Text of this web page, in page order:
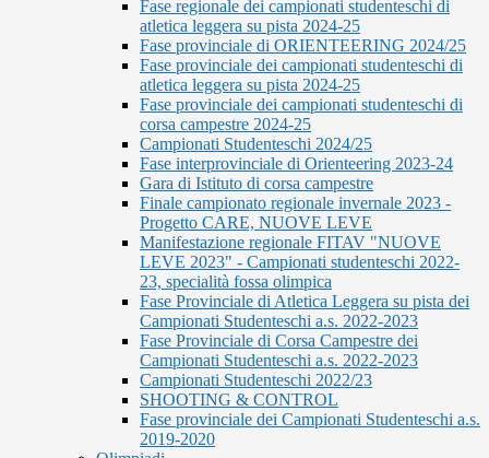
Fase regionale dei campionati studenteschi di
atletica leggera su pista 2024-25
Fase provinciale di ORIENTEERING 2024/25
Fase provinciale dei campionati studenteschi di
atletica leggera su pista 2024-25
Fase provinciale dei campionati studenteschi di
corsa campestre 2024-25
Campionati Studenteschi 2024/25
Fase interprovinciale di Orienteering 2023-24
Gara di Istituto di corsa campestre
Finale campionato regionale invernale 2023 -
Progetto CARE, NUOVE LEVE
Manifestazione regionale FITAV "NUOVE
LEVE 2023" - Campionati studenteschi 2022-
23, specialità fossa olimpica
Fase Provinciale di Atletica Leggera su pista dei
Campionati Studenteschi a.s. 2022-2023
Fase Provinciale di Corsa Campestre dei
Campionati Studenteschi a.s. 2022-2023
Campionati Studenteschi 2022/23
SHOOTING & CONTROL
Fase provinciale dei Campionati Studenteschi a.s.
2019-2020